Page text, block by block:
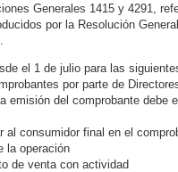
Generales 1415 y 4291,
por la Resolución
el 1 de julio para las
por parte de
emisión del comprobante debe
al consumidor final en el
la operación
de venta con actividad